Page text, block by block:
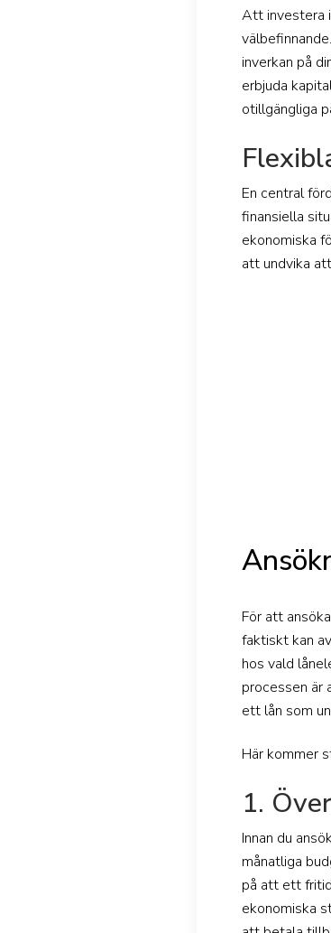
Att investera
inverkan på
erbjuda
otillgängliga
En central
finansiella
ekonomiska
att undvika
För att
faktiskt kan
hos vald
processen är
ett lån som
Här kommer
1.
Innan du
månatliga
på att ett
ekonomiska